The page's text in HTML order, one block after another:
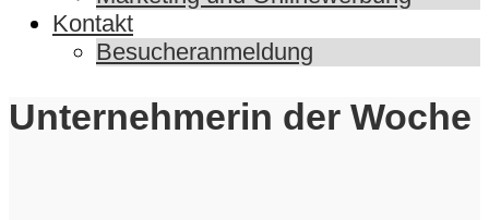
Kontakt
Besucheranmeldung
Unternehmerin der Woche